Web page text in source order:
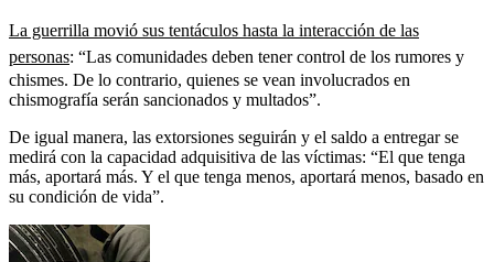
La guerrilla movió sus tentáculos hasta la interacción de las
personas: “Las comunidades deben tener control de los rumores y
chismes. De lo contrario, quienes se vean involucrados en
chismografía serán sancionados y multados”.
De igual manera, las extorsiones seguirán y el saldo a entregar se
medirá con la capacidad adquisitiva de las víctimas: “El que tenga
más, aportará más. Y el que tenga menos, aportará menos, basado en
su condición de vida”.